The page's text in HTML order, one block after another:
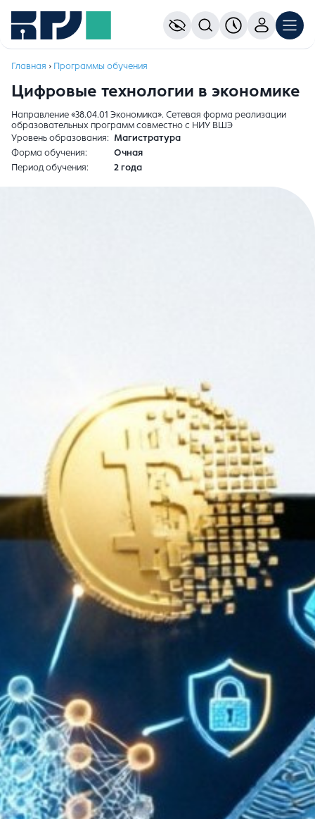
Главная › Программы обучения
Цифровые технологии в экономике
Направление «38.04.01 Экономика». Сетевая форма реализации
образовательных программ совместно с НИУ ВШЭ
Уровень образования
Магистратура
Форма обучения
Очная
Период обучения
2 года